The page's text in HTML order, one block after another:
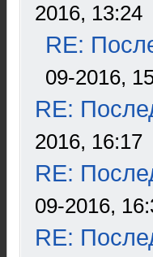
2016, 13:24
RE:
09-2016,
RE:
2016, 16:17
RE:
09-2016,
RE: